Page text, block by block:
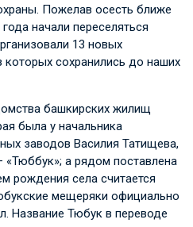
Пожелав осесть ближе
начали переселяться
13 новых
которых сохранились до наших
башкирских жилищ
была у начальника
заводов Василия Татищева,
а рядом поставлена
рождения села считается
мещеряки официально
Название Тюбук в переводе